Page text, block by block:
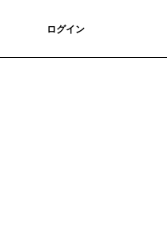
ログイン